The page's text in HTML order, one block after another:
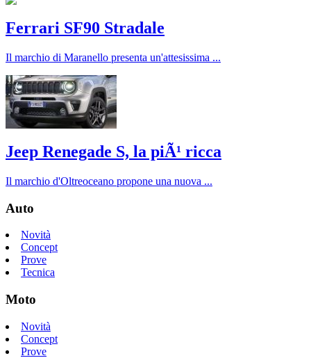
Ferrari SF90 Stradale
Il marchio di Maranello presenta un'attesissima ...
Jeep Renegade S, la piÃ¹ ricca
Il marchio d'Oltreoceano propone una nuova ...
Auto
Novità
Concept
Prove
Tecnica
Moto
Novità
Concept
Prove